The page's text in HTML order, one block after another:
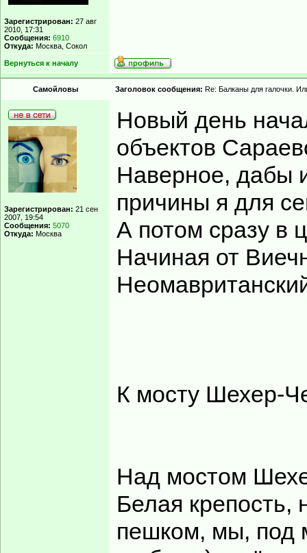
Зарегистрирован: 27 авг
2010, 17:31
Сообщения: 6910
Откуда: Москва, Сокол
Вернуться к началу
Самойловы Заголовок сообщения: Re: Балканы для галочки.
Зарегистрирован: 21 сен
2007, 19:54
Сообщения: 5070
Откуда: Москва
Новый день
объектов
Наверное, дабы
причины я для
А потом сразу в
Начиная от
К мосту Шехер-
Над мостом
Белая крепость,
пешком, мы, под